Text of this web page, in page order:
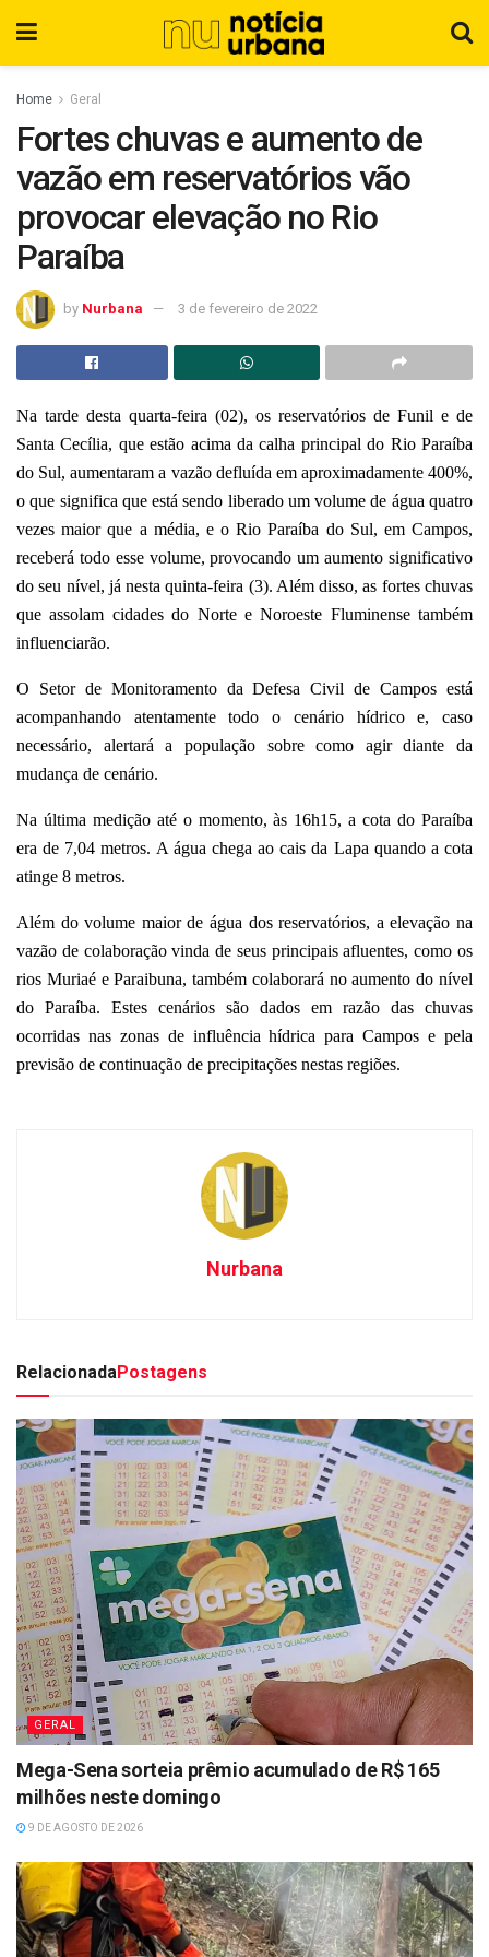
Home Geral
Fortes chuvas e aumento de
vazão em reservatórios vão
provocar elevação no Rio
Paraíba
by Nurbana 3 de fevereiro de 2022
Na tarde desta quarta-feira (02), os reservatórios de Funil e de
Santa Cecília, que estão acima da calha principal do Rio Paraíba
do Sul, aumentaram a vazão defluída em aproximadamente 400%,
o que significa que está sendo liberado um volume de água quatro
vezes maior que a média, e o Rio Paraíba do Sul, em Campos,
receberá todo esse volume, provocando um aumento significativo
do seu nível, já nesta quinta-feira (3). Além disso, as fortes chuvas
que assolam cidades do Norte e Noroeste Fluminense também
influenciarão.
O Setor de Monitoramento da Defesa Civil de Campos está
acompanhando atentamente todo o cenário hídrico e, caso
necessário, alertará a população sobre como agir diante da
mudança de cenário.
Na última medição até o momento, às 16h15, a cota do Paraíba
era de 7,04 metros. A água chega ao cais da Lapa quando a cota
atinge 8 metros.
Além do volume maior de água dos reservatórios, a elevação na
vazão de colaboração vinda de seus principais afluentes, como os
rios Muriaé e Paraibuna, também colaborará no aumento do nível
do Paraíba. Estes cenários são dados em razão das chuvas
ocorridas nas zonas de influência hídrica para Campos e pela
previsão de continuação de precipitações nestas regiões.
Nurbana
RelacionadaPostagens
GERAL
Mega-Sena sorteia prêmio acumulado de R$ 165
milhões neste domingo
9 DE AGOSTO DE 2026